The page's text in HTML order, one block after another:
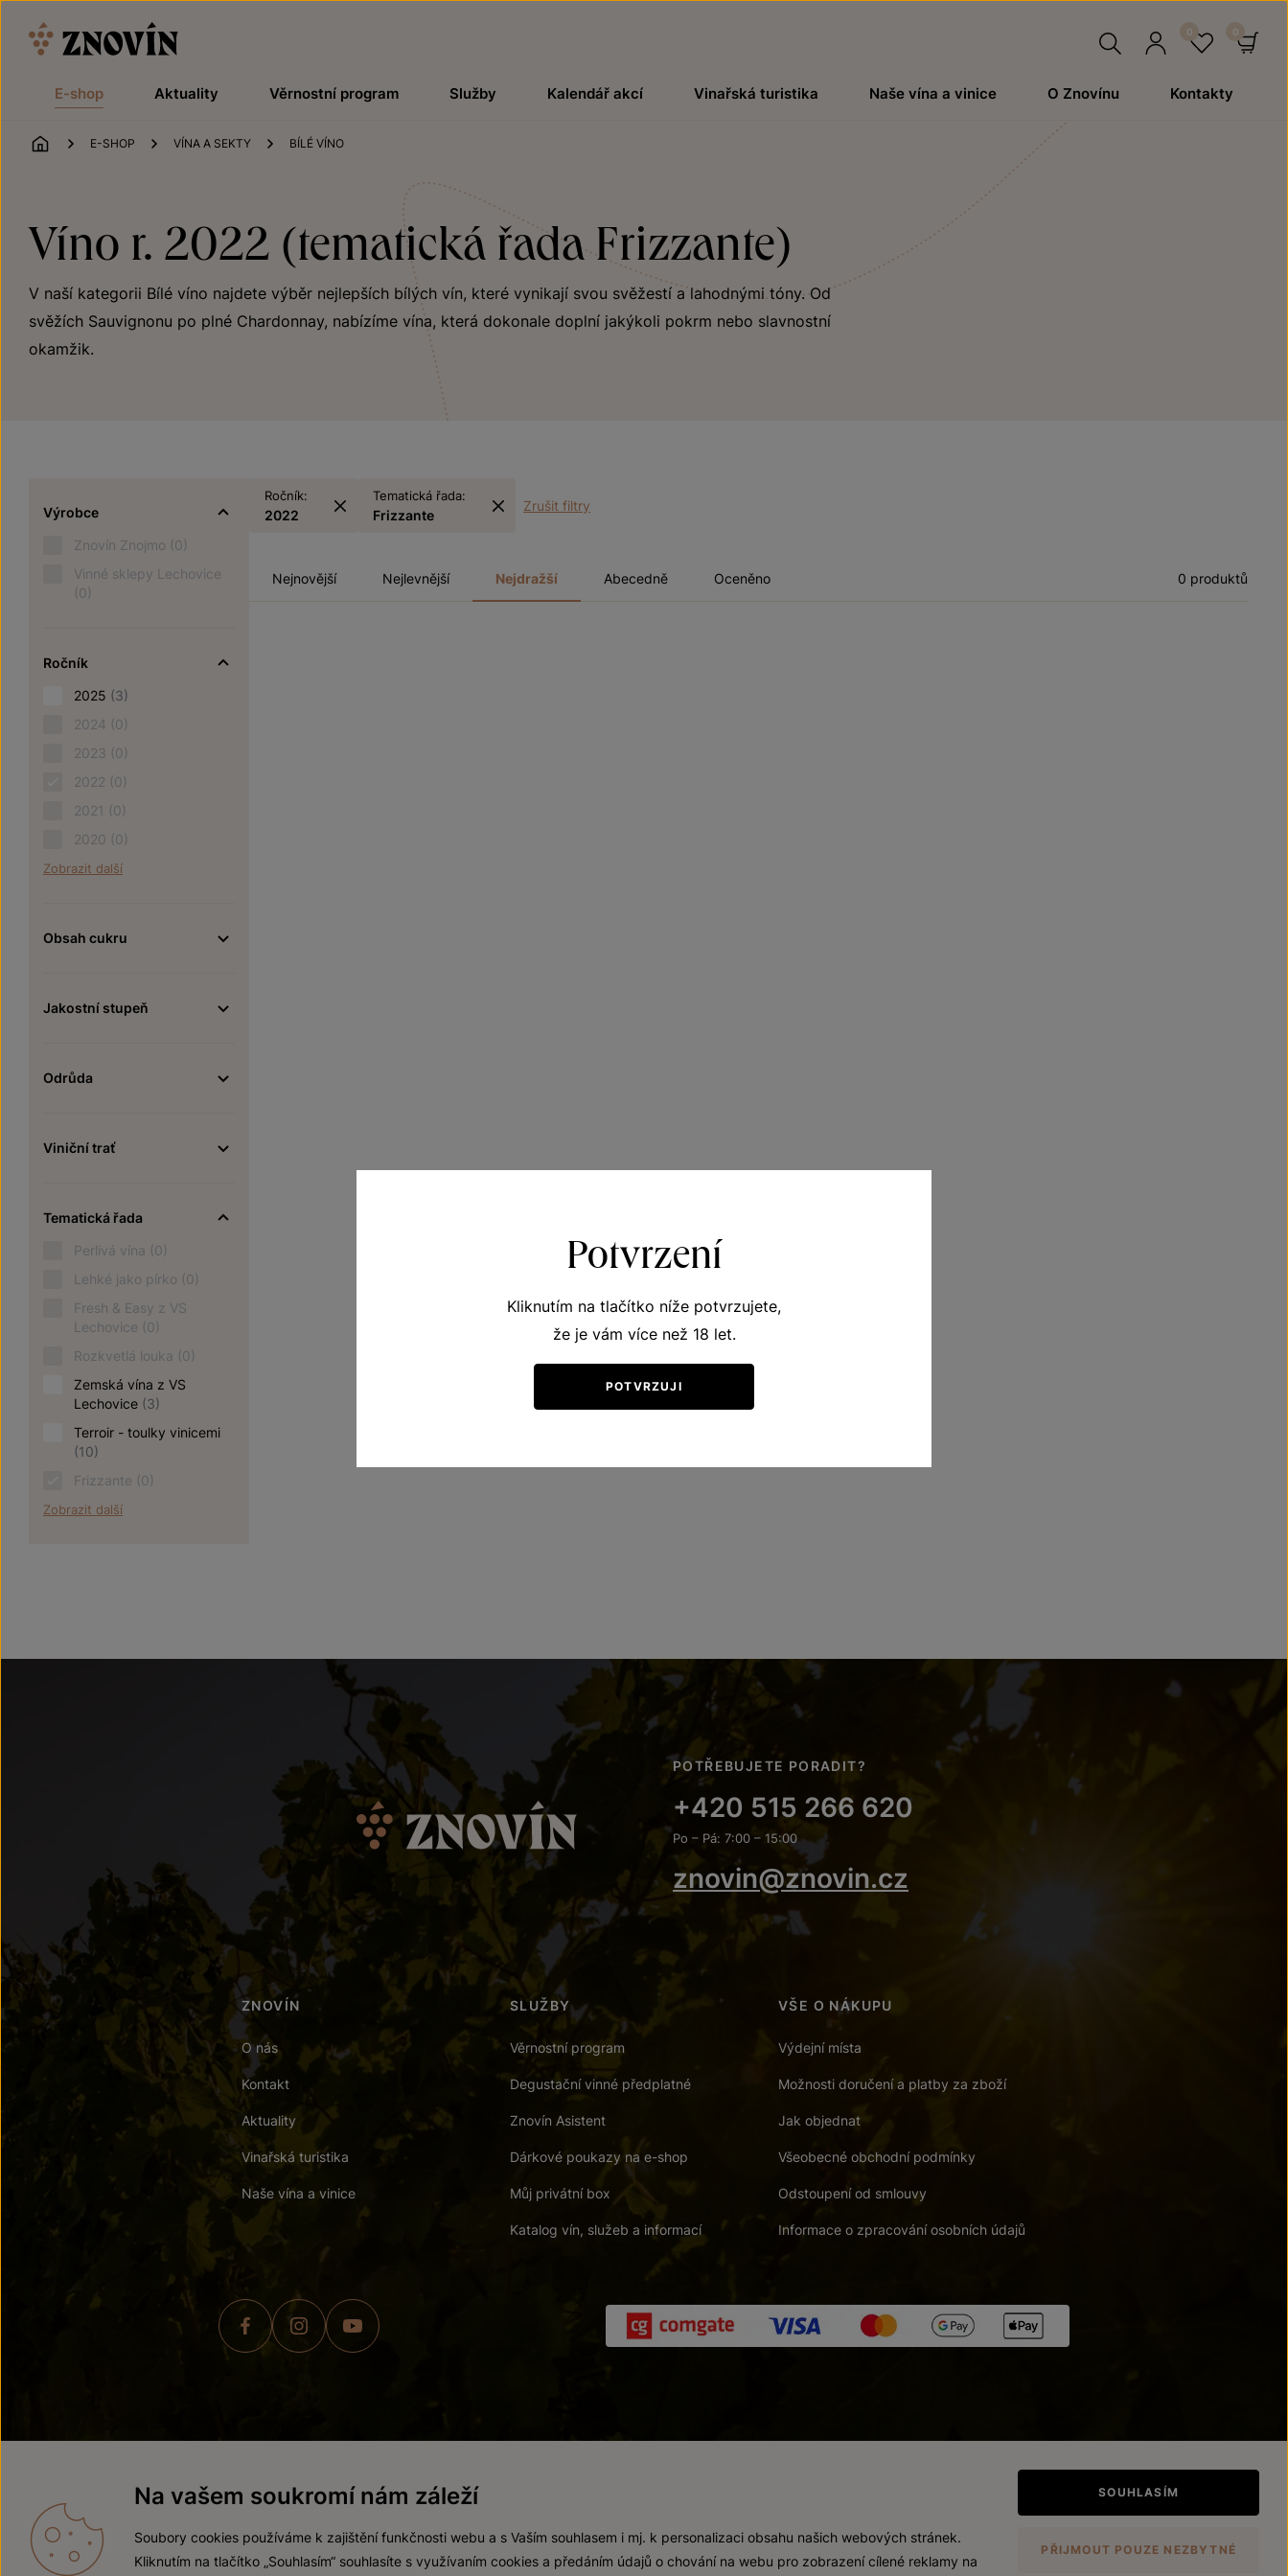
E-shop Aktuality Věrnostní program Služby Kalendář akcí Vinařská turistika Naše vína a vinice O Znovínu Kontakty
ÚVOD
E-SHOP VÍNA A SEKTY BÍLÉ VÍNO
Víno r. 2022 (tematická řada Frizzante)
V naší kategorii Bílé víno najdete výběr nejlepších bílých vín, které vynikají svou svěžestí a lahodnými tóny. Od
svěžích Sauvignonu po plné Chardonnay, nabízíme vína, která dokonale doplní jakýkoli pokrm nebo slavnostní
okamžik.
Výrobce
Znovín Znojmo (0)
Vinné sklepy Lechovice
(0)
Ročník
2025 (3)
2024 (0)
2023 (0)
2022 (0)
2021 (0)
2020 (0)
Zobrazit další
Obsah cukru
Jakostní stupeň
Odrůda
Viniční trať
Tematická řada
Perlivá vína (0)
Lehké jako pírko (0)
Fresh & Easy z VS
Lechovice (0)
Rozkvetlá louka (0)
Zemská vína z VS
Lechovice (3)
Terroir - toulky vinicemi
(10)
Frizzante (0)
Zobrazit další
Ročník:
2022
Tematická řada:
Frizzante
Zrušit filtry
Nejnovější Nejlevnější Nejdražší Abecedně Oceněno 0 produktů
POTŘEBUJETE PORADIT?
+420 515 266 620
Po – Pá: 7:00 – 15:00
znovin@znovin.cz
ZNOVÍN
O nás
Kontakt
Aktuality
Vinařská turistika
Naše vína a vinice
SLUŽBY
Věrnostní program
Degustační vinné předplatné
Znovín Asistent
Dárkové poukazy na e-shop
Můj privátní box
Katalog vín, služeb a informací
VŠE O NÁKUPU
Výdejní místa
Možnosti doručení a platby za zboží
Jak objednat
Všeobecné obchodní podmínky
Odstoupení od smlouvy
Informace o zpracování osobních údajů
Zákaz prodeje alkoholických nápojů osobám mladším 18 let.
Vytvořil webProgress
Potvrzení
Kliknutím na tlačítko níže potvrzujete,
že je vám více než 18 let.
POTVRZUJI
Na vašem soukromí nám záleží
Soubory cookies používáme k zajištění funkčnosti webu a s Vaším souhlasem i mj. k personalizaci obsahu našich webových stránek.
Kliknutím na tlačítko „Souhlasím“ souhlasíte s využívaním cookies a předáním údajů o chování na webu pro zobrazení cílené reklamy na
SOUHLASÍM
PŘIJMOUT POUZE NEZBYTNÉ